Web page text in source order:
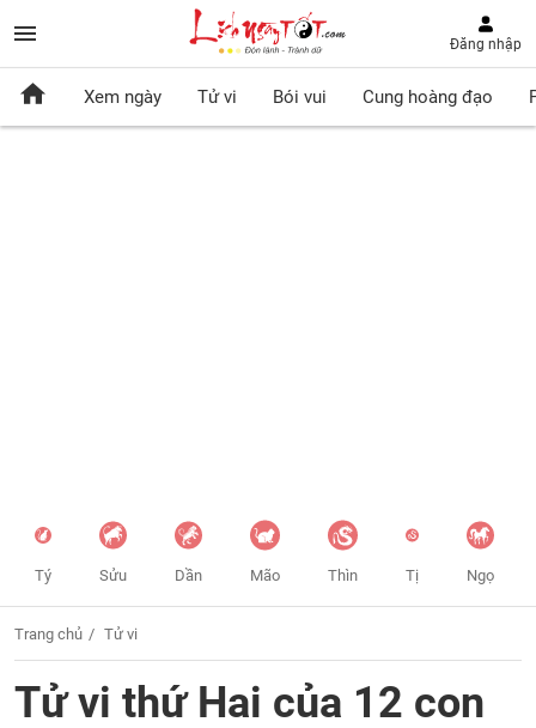
Đăng nhập
Xem ngày Tử vi Bói vui Cung hoàng đạo
Tý Sửu Dần Mão Thìn Tị Ngọ
Trang chủ Tử vi
Tử vi thứ Hai của 12 con